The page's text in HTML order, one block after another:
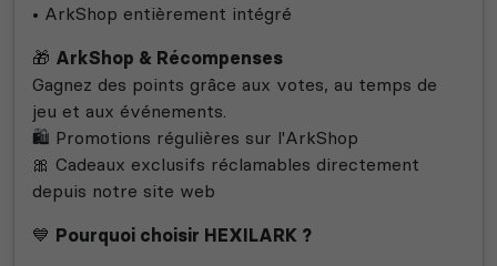
• ArkShop entièrement intégré
🎁 ArkShop & Récompenses
Gagnez des points grâce aux votes, au temps de
jeu et aux événements.
🛍️ Promotions régulières sur l'ArkShop
🎀 Cadeaux exclusifs réclamables directement
depuis notre site web
💙 Pourquoi choisir HEXILARK ?